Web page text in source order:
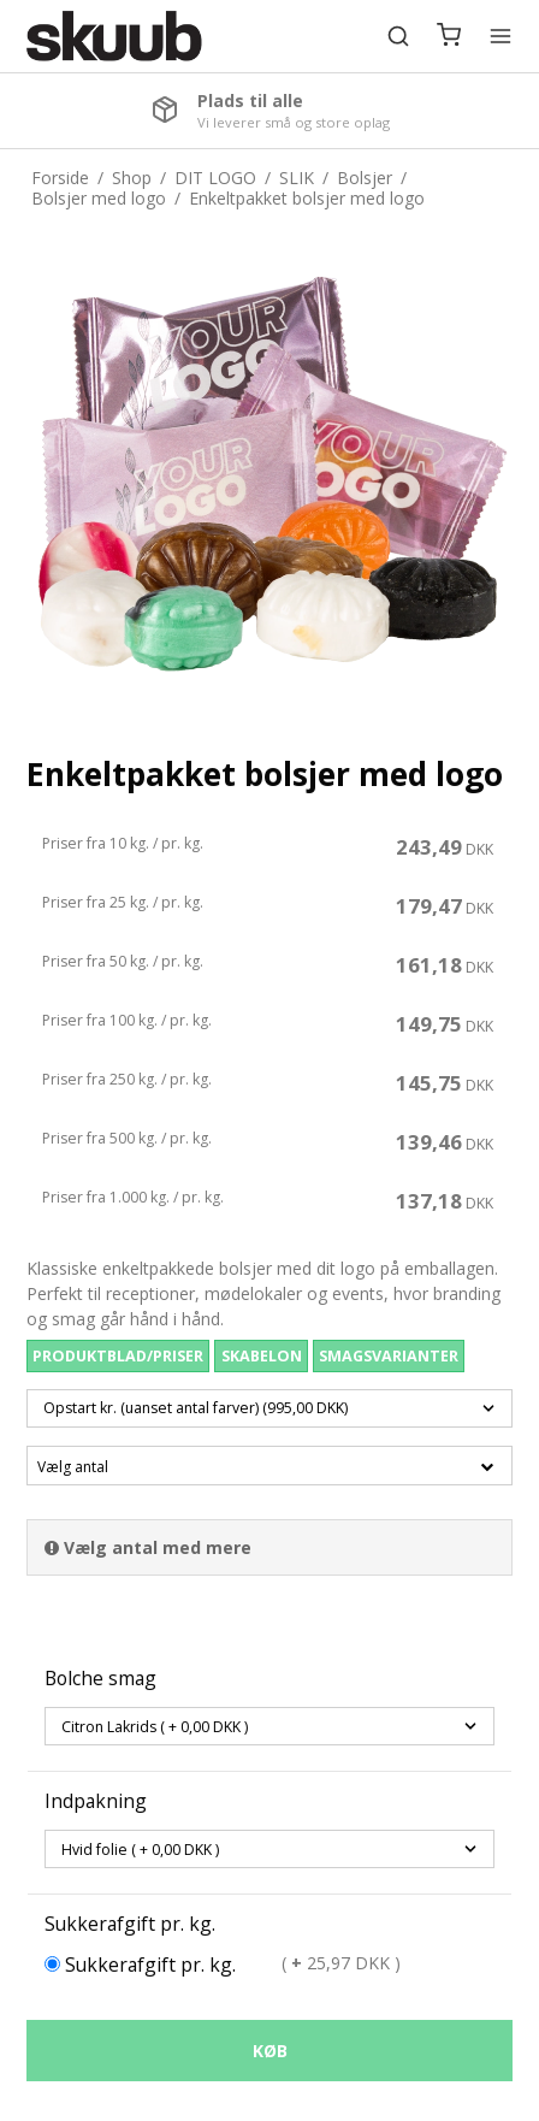
Plads til alle
Vi leverer små og store oplag
Forside / Shop / DIT LOGO / SLIK / Bolsjer /
Bolsjer med logo / Enkeltpakket bolsjer med logo
Enkeltpakket bolsjer med logo
Priser fra 10 kg. / pr. kg. 243,49 DKK
Priser fra 25 kg. / pr. kg. 179,47 DKK
Priser fra 50 kg. / pr. kg. 161,18 DKK
Priser fra 100 kg. / pr. kg. 149,75 DKK
Priser fra 250 kg. / pr. kg. 145,75 DKK
Priser fra 500 kg. / pr. kg. 139,46 DKK
Priser fra 1.000 kg. / pr. kg. 137,18 DKK
Klassiske enkeltpakkede bolsjer med dit logo på emballagen.
Perfekt til receptioner, mødelokaler og events, hvor branding
og smag går hånd i hånd.
PRODUKTBLAD/PRISER SKABELON SMAGSVARIANTER
Vælg antal
Vælg antal med mere
Bolche smag
Indpakning
Sukkerafgift pr. kg.
Sukkerafgift pr. kg.
( + 25,97 DKK )
KØB